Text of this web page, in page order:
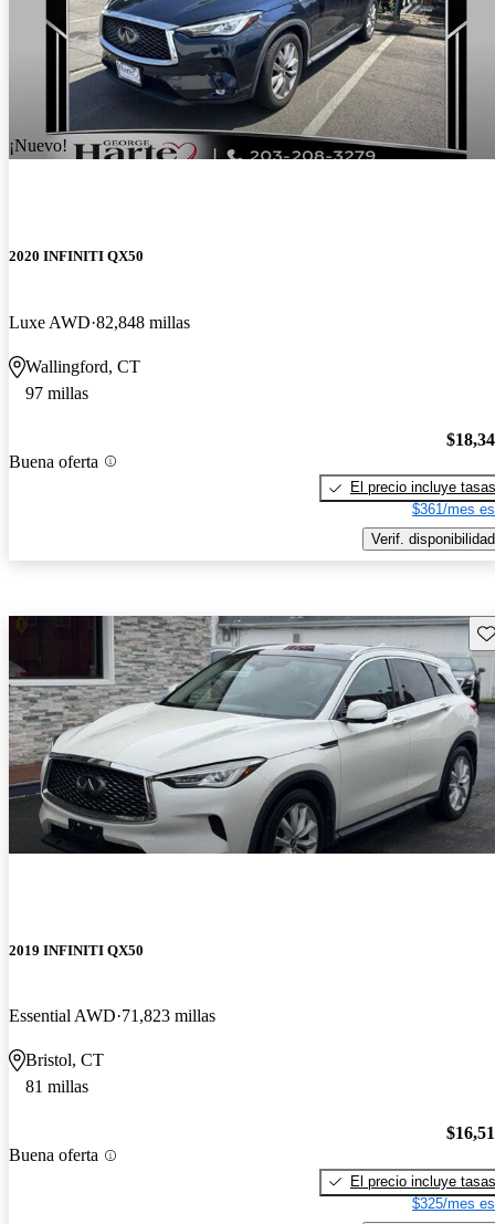
¡Nuevo!
2020 INFINITI QX50
Luxe AWD 82,848 millas
Wallingford, CT
97 millas
Buena oferta
El precio incluye tasas
$361/mes
Verif. disponibilidad
2019 INFINITI QX50
Essential AWD 71,823 millas
Bristol, CT
81 millas
Buena oferta
El precio incluye tasas
$325/mes